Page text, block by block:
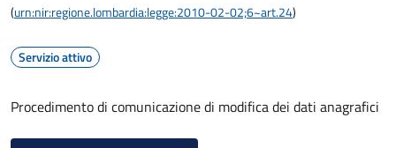
(urn:nir:regione.lombardia:legge:2010-02-02;6~art.24)
Servizio attivo
Procedimento di comunicazione di modifica dei dati anagrafici